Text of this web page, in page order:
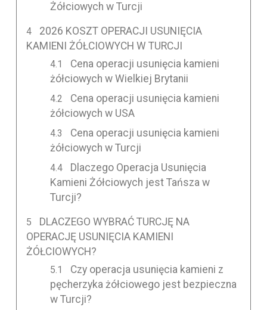
Żółciowych w Turcji
2026 KOSZT OPERACJI USUNIĘCIA
KAMIENI ŻÓŁCIOWYCH W TURCJI
Cena operacji usunięcia kamieni
żółciowych w Wielkiej Brytanii
Cena operacji usunięcia kamieni
żółciowych w USA
Cena operacji usunięcia kamieni
żółciowych w Turcji
Dlaczego Operacja Usunięcia
Kamieni Żółciowych jest Tańsza w
Turcji?
DLACZEGO WYBRAĆ TURCJĘ NA
OPERACJĘ USUNIĘCIA KAMIENI
ŻÓŁCIOWYCH?
Czy operacja usunięcia kamieni z
pęcherzyka żółciowego jest bezpieczna
w Turcji?